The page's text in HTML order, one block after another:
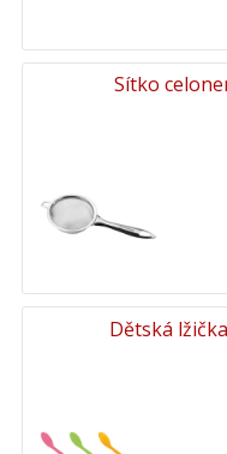
Sítko
Dětská